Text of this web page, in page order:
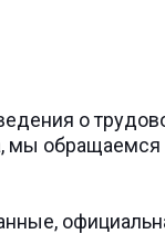
о
мы